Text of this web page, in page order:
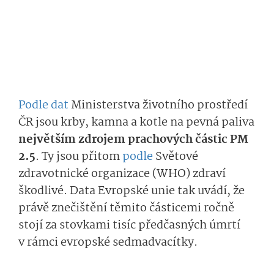
Podle datMinisterstva životního prostředí
ČR jsou krby, kamna a kotle na pevná paliva
největším zdrojem prachových částic PM
2.5. Ty jsou přitompodleSvětové
zdravotnické organizace (WHO) zdraví
škodlivé. Data Evropské unie tak uvádí, že
právě znečištění těmito částicemi ročně
stojí za stovkami tisíc předčasných úmrtí
v rámci evropské sedmadvacítky.